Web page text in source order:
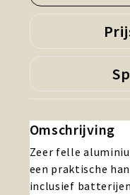
Omschrijving
Zeer felle
een praktische
inclusief